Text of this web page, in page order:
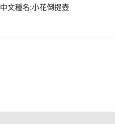
中文種名:小花倒提壺